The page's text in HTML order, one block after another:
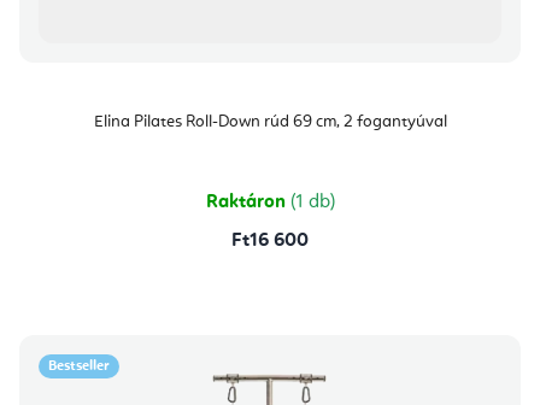
Elina Pilates Roll-Down rúd 69 cm, 2 fogantyúval
Raktáron (1 db)
Ft16 600
Bestseller